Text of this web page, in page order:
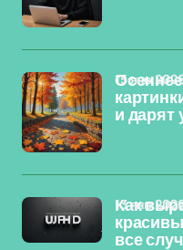
и дарят
15 янв
Как
все
13 янв